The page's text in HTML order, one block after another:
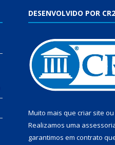
DESENVOLVIDO POR CR2
Muito mais que criar site ou
Realizamos uma
garantimos em contrato